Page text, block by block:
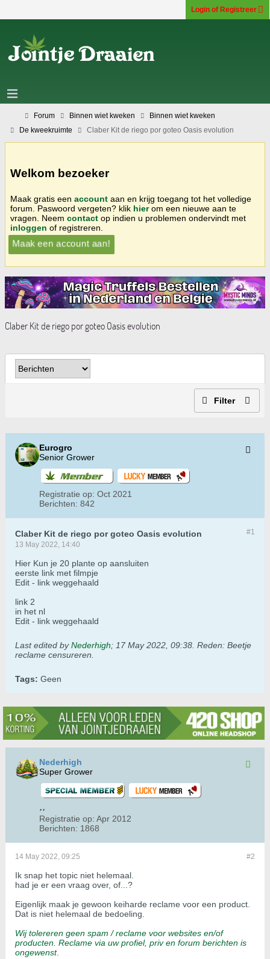
Login of Registreer
Forum Binnen wiet kweken
Binnen wiet kweken
De kweekruimte
Claber Kit de riego por goteo Oasis evolution
Welkom bezoeker
Maak gratis een account aan en krijg toegang tot het volledige
forum. Paswoord vergeten? klik hierom een nieuwe aan te
vragen. Neem contact op indien u problemen ondervindt met
inloggen of registreren.
Maak een account aan!
Claber Kit de riego por goteo Oasis evolution
Filter
Eurogro
Senior Grower
Registratie op: Oct 2021
Berichten: 842
#1
Claber Kit de riego por goteo Oasis evolution
13 May 2022, 14:40
Hier Kun je 20 plante op aansluiten
eerste link met filmpje
Edit - link weggehaald
link 2
in het nl
Edit - link weggehaald
Last edited byNederhigh; 17 May 2022, 09:38 Reden: Beetje
reclame censureren.
Tags: Geen
Nederhigh
Super Grower
Registratie op: Apr 2012
Berichten: 1868
#2
14 May 2022, 09:25
Ik snap het topic niet helemaal.
had je er een vraag over, of...?
Eigenlijk maak je gewoon keiharde reclame voor een product.
Dat is niet helemaal de bedoeling.
Wij tolereren geen spam / reclame voor websites en/of
producten. Reclame via uw profiel, priv en forum berichten is
ongewenst.